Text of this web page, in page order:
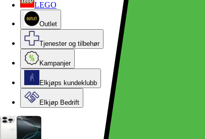
LEGO
Outlet
Tjenester og tilbehør
Kampanjer
Elkjøps kundeklubb
Elkjøp Bedrift